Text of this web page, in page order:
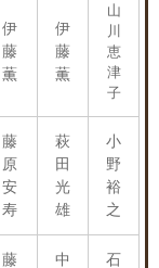
伊
藤
薫
伊
藤
薫
山
川
恵
津
子
藤
原
安
寿
萩
田
光
雄
小
野
裕
之
藤
中
石